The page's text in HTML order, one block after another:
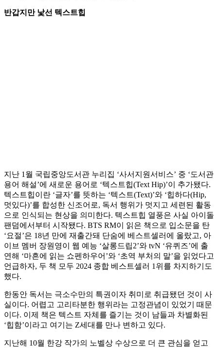
반갑지만 낯선 텍스트힙
지난 1월 국립중앙도서관 누리집 ‘사서지원서비스’ 중 ‘도서관
용어 해설’에 새로운 용어로 ‘텍스트힙(Text Hip)’이 추가됐다.
텍스트힙이란 ‘글자’를 뜻하는 ‘텍스트(Text)’와 ‘힙하다(Hip,
멋있다)’를 합성한 신조어로, 독서 행위가 멋지고 세련된 활동
으로 인식되는 현상을 의미한다. 텍스트힙 열풍은 사실 아이돌
팬덤에서부터 시작됐다. BTS RM이 읽은 책으로 입소문을 탄
‘요절’은 18년 만에 재출간돼 단숨에 베스트셀러에 올랐고, 아
이브 멤버 장원영이 웹 예능 ‘살롱드립2’와 tvN ‘유퀴즈’에 출
연해 ‘마흔에 읽는 쇼펜하우어’와 ‘초역 부처의 말’을 읽었다고
언급하자, 두 책 모두 2024 종합 베스트셀러 1위를 차지하기도
했다.
한동안 독서는 극소수만의 특권이자 취미로 취급됐던 것이 사
실이다. 어렵고 고리타분한 행위라는 고정관념이 있었기 때문
이다. 이제 책은 텍스트 자체를 즐기는 것이 남들과 차별화된
‘힙함’이라고 여기는 Z세대를 만나 변하고 있다.
지난해 10월 한강 작가의 노벨상 수상으로 더 큰 관심을 얻고